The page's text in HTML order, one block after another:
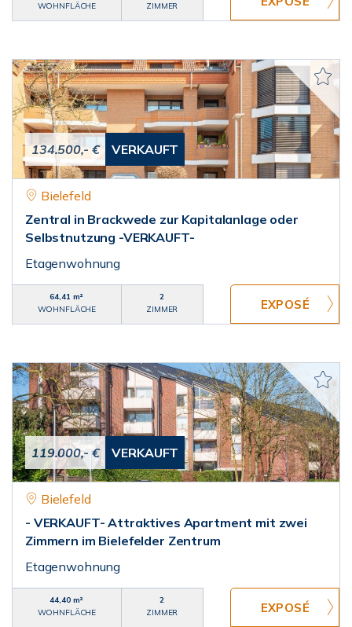
WOHNFLÄCHE
ZIMMER
134.500,- € VERKAUFT
Bielefeld
Zentral in Brackwede zur Kapitalanlage oder
Selbstnutzung -VERKAUFT-
Etagenwohnung
64,41 m²
WOHNFLÄCHE
2
ZIMMER
119.000,- € VERKAUFT
Bielefeld
- VERKAUFT- Attraktives Apartment mit zwei
Zimmern im Bielefelder Zentrum
Etagenwohnung
44,40 m²
WOHNFLÄCHE
2
ZIMMER